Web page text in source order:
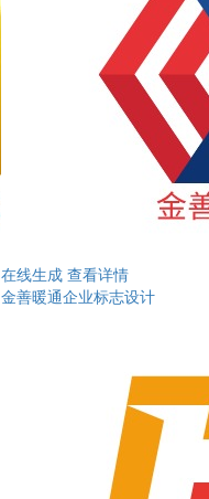
在线生成 查看详情
金善暖通企业标志设计